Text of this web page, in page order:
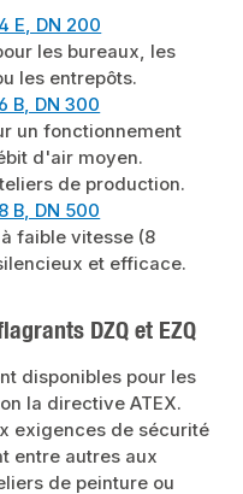
E, DN 200
les bureaux, les
les entrepôts.
B, DN 300
un fonctionnement
d'air moyen.
de production.
B, DN 500
faible vitesse (8
et efficace.
DZQ et EZQ
disponibles pour les
la directive ATEX.
exigences de sécurité
entre autres aux
de peinture ou